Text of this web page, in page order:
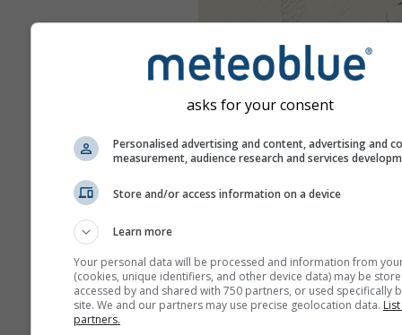
asks for your consent
Personalised advertising and content, advertising and
measurement, audience research and services
Store and/or access information on a device
Learn more
Your personal data will be processed and information from
(cookies, unique identifiers, and other device data) may be
accessed by and shared with 750 partners, or used specifically
site. We and our partners may use precise geolocation data.
partners.